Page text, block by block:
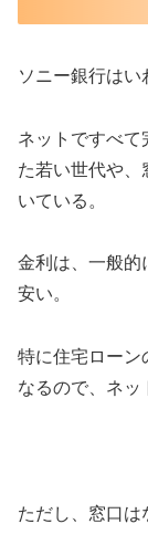
ソニー銀行はい
ネットですべて
た若い世代や、
いている。
金利は、一般的
安い。
特に住宅ローン
なるので、ネッ
ただし、窓口は